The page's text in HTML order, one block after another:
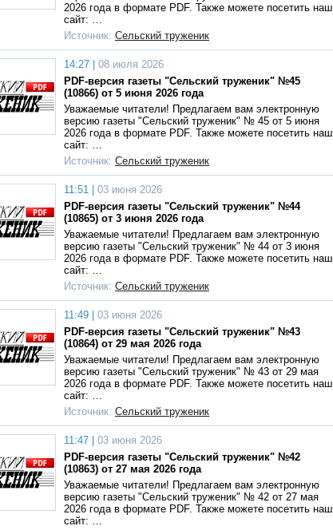
2026 года в формате PDF. Также можете посетить наш
сайт: …
Источник: Сельский труженик
14:27 |
08 июля 2026
PDF-версия газеты "Сельский труженик" №45
(10866) от 5 июня 2026 года
Уважаемые читатели! Предлагаем вам электронную
версию газеты "Сельский труженик" № 45 от 5 июня
2026 года в формате PDF. Также можете посетить наш
сайт: …
Источник: Сельский труженик
11:51 |
03 июня 2026
PDF-версия газеты "Сельский труженик" №44
(10865) от 3 июня 2026 года
Уважаемые читатели! Предлагаем вам электронную
версию газеты "Сельский труженик" № 44 от 3 июня
2026 года в формате PDF. Также можете посетить наш
сайт: …
Источник: Сельский труженик
11:49 |
03 июня 2026
PDF-версия газеты "Сельский труженик" №43
(10864) от 29 мая 2026 года
Уважаемые читатели! Предлагаем вам электронную
версию газеты "Сельский труженик" № 43 от 29 мая
2026 года в формате PDF. Также можете посетить наш
сайт: …
Источник: Сельский труженик
11:47 |
03 июня 2026
PDF-версия газеты "Сельский труженик" №42
(10863) от 27 мая 2026 года
Уважаемые читатели! Предлагаем вам электронную
версию газеты "Сельский труженик" № 42 от 27 мая
2026 года в формате PDF. Также можете посетить наш
сайт: …